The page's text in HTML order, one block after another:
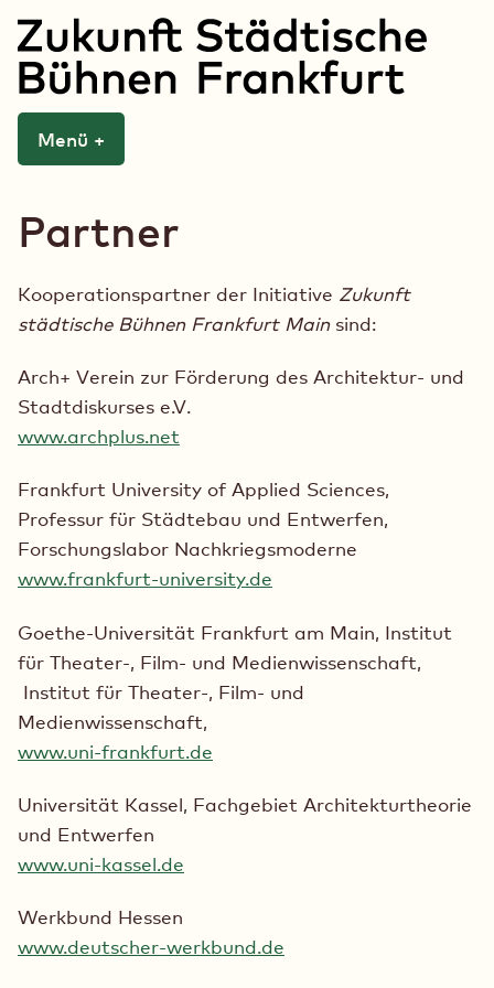
Zum
Inhalt
springen
Zukunft Städtische
Menü +
Partner
Kooperationspartner der Initiative Zukunft
städtische Bühnen Frankfurt Mainsind:
Arch+ Verein zur Förderung des Architektur- und
Stadtdiskurses e.V.
www.archplus.net
Frankfurt University of Applied Sciences,
Professur für Städtebau und Entwerfen,
Forschungslabor Nachkriegsmoderne
www.frankfurt-university.de
Goethe-Universität Frankfurt am Main, Institut
für Theater-, Film- und Medienwissenschaft,
Institut für Theater-, Film- und
Medienwissenschaft,
www.uni-frankfurt.de
Universität Kassel, Fachgebiet Architekturtheorie
und Entwerfen
www.uni-kassel.de
Werkbund Hessen
www.deutscher-werkbund.de